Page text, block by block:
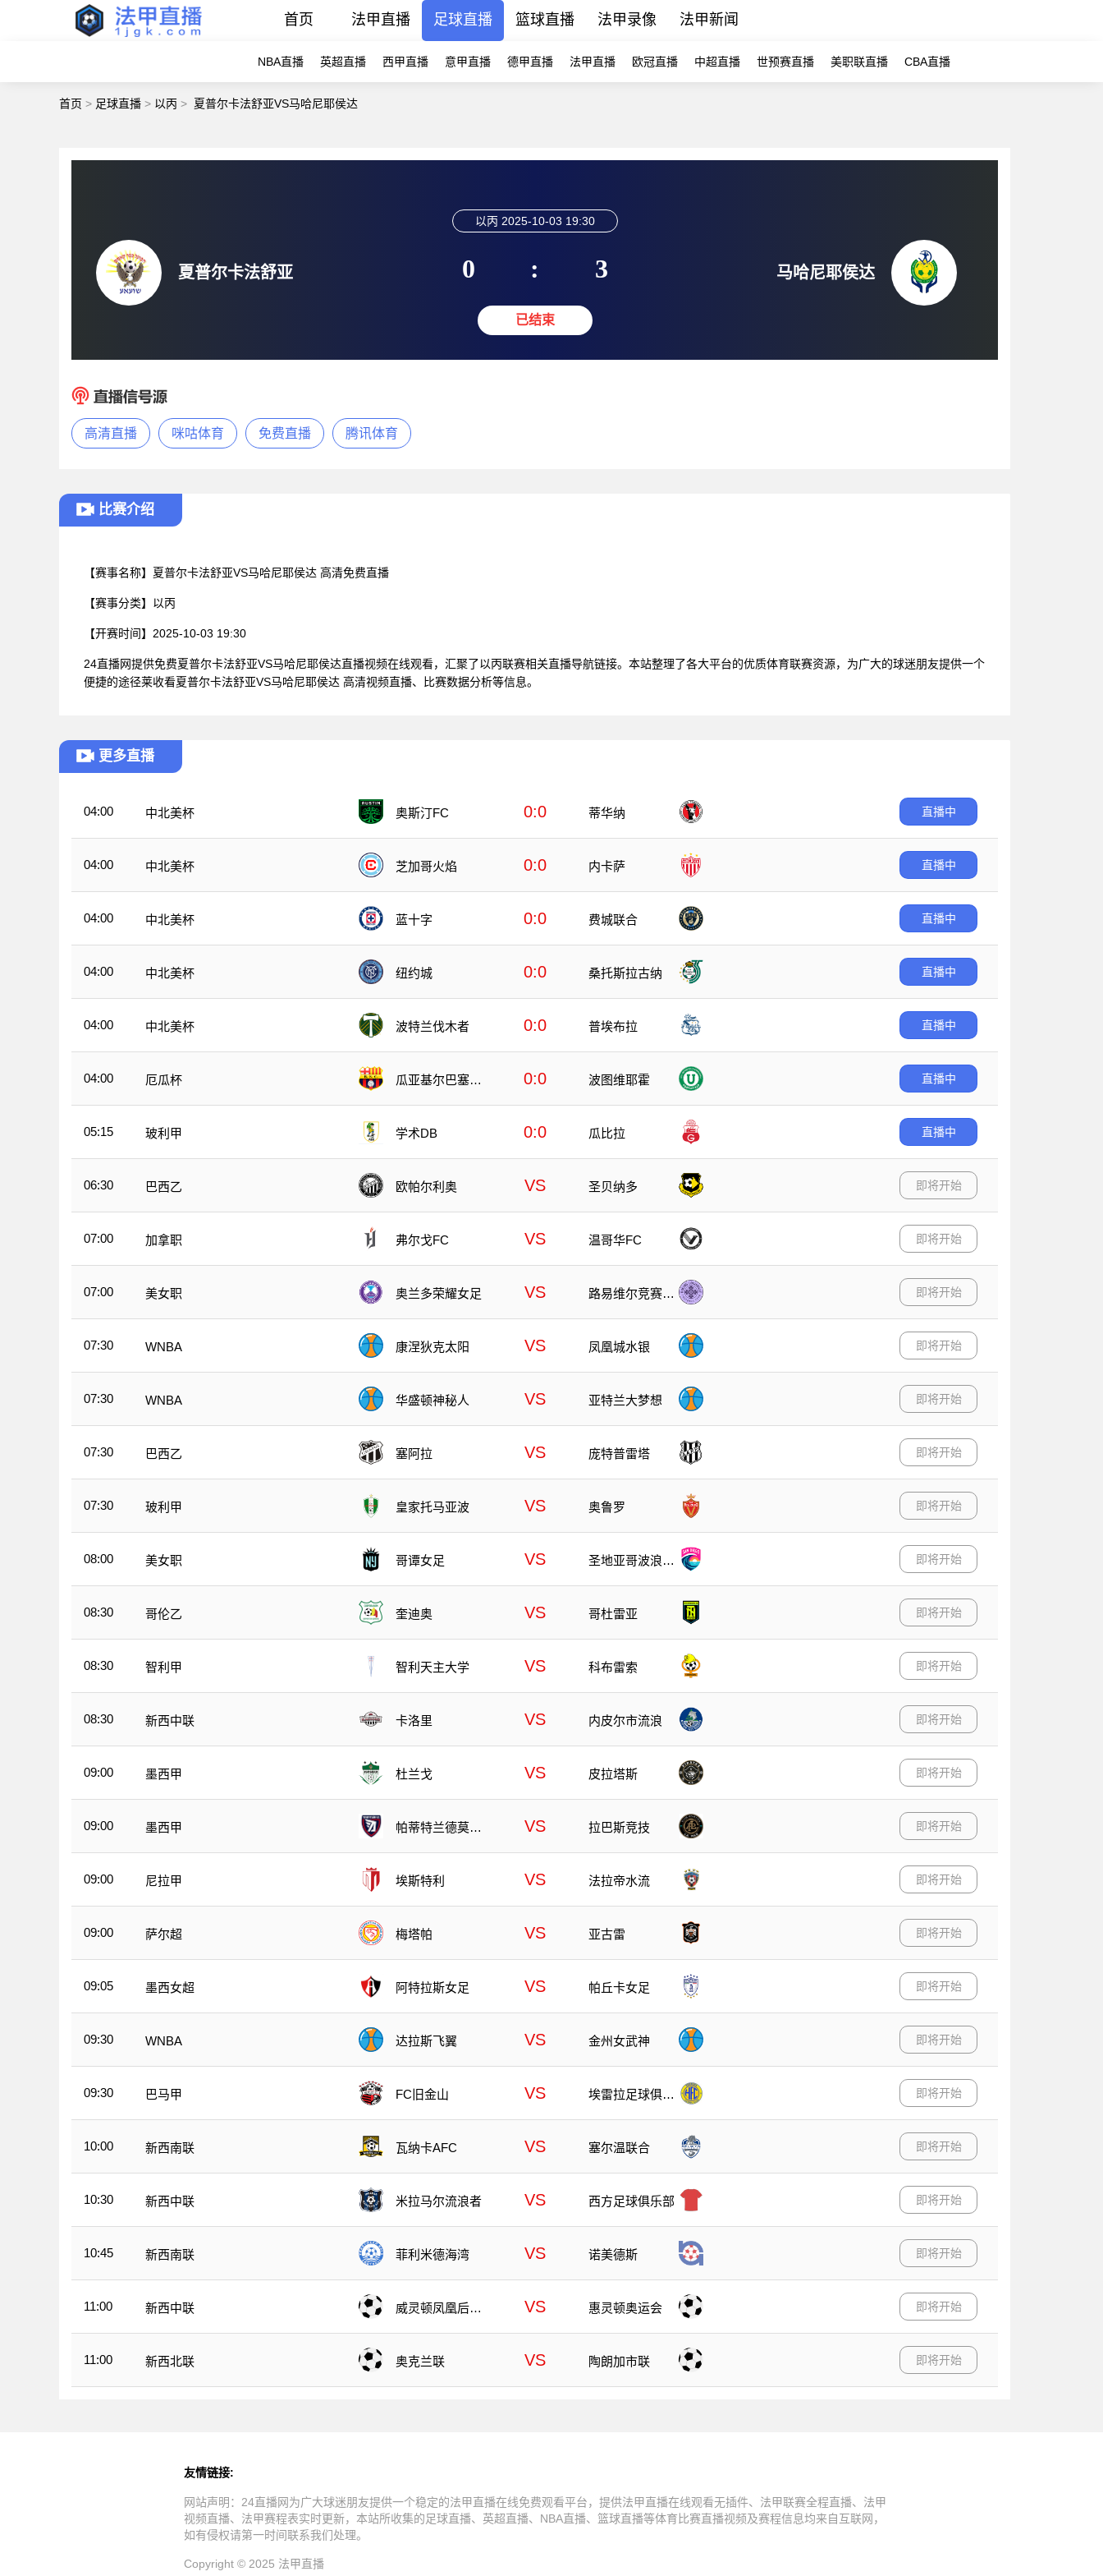
首页 法甲直播 足球直播 篮球直播 法甲录像 法甲新闻
NBA直播 英超直播 西甲直播 意甲直播 德甲直播 法甲直播 欧冠直播 中超直播 世预赛直播 美职联直播 CBA直播
首页 > 足球直播 > 以丙 > 夏普尔卡法舒亚VS马哈尼耶侯达
夏普尔卡法舒亚
以丙 2025-10-03 19:30
0 : 3
已结束
马哈尼耶侯达
高清直播 咪咕体育 免费直播 腾讯体育
比赛介绍
【赛事名称】 夏普尔卡法舒亚VS马哈尼耶侯达 高清免费直播
【赛事分类】 以丙
【开赛时间】 2025-10-03 19:30
24直播网提供免费夏普尔卡法舒亚VS马哈尼耶侯达直播视频在线观看，汇聚了以丙联赛相关直播导航链接。本站整理了各大平台的优质体育联赛资源，为广大的球迷朋友提供一个
便捷的途径莱收看夏普尔卡法舒亚VS马哈尼耶侯达 高清视频直播、比赛数据分析等信息。
更多直播
04:00 中北美杯 奥斯汀FC 0:0 蒂华纳 直播中
04:00 中北美杯 芝加哥火焰 0:0 内卡萨 直播中
04:00 中北美杯 蓝十字 0:0 费城联合 直播中
04:00 中北美杯 纽约城 0:0 桑托斯拉古纳 直播中
04:00 中北美杯 波特兰伐木者 0:0 普埃布拉 直播中
04:00 厄瓜杯
瓜亚基尔巴塞罗
0:0 波图维耶霍 直播中
05:15 玻利甲 学术DB 0:0 瓜比拉 直播中
06:30 巴西乙 欧帕尔利奥 VS 圣贝纳多 即将开始
07:00 加拿职 弗尔戈FC VS 温哥华FC 即将开始
07:00 美女职 奥兰多荣耀女足 VS
路易维尔竞赛女
即将开始
07:30 WNBA 康涅狄克太阳 VS 凤凰城水银 即将开始
07:30 WNBA 华盛顿神秘人 VS 亚特兰大梦想 即将开始
07:30 巴西乙 塞阿拉 VS 庞特普雷塔 即将开始
07:30 玻利甲 皇家托马亚波 VS 奥鲁罗 即将开始
08:00 美女职 哥谭女足 VS
圣地亚哥波浪女
即将开始
08:30 哥伦乙 奎迪奥 VS 哥杜雷亚 即将开始
08:30 智利甲 智利天主大学 VS 科布雷索 即将开始
08:30 新西中联 卡洛里 VS 内皮尔市流浪 即将开始
09:00 墨西甲 杜兰戈 VS 皮拉塔斯 即将开始
09:00 墨西甲
帕蒂特兰德莫雷
VS 拉巴斯竞技 即将开始
09:00 尼拉甲 埃斯特利 VS 法拉帝水流 即将开始
09:00 萨尔超 梅塔帕 VS 亚古雷 即将开始
09:05 墨西女超 阿特拉斯女足 VS 帕丘卡女足 即将开始
09:30 WNBA 达拉斯飞翼 VS 金州女武神 即将开始
09:30 巴马甲 FC旧金山 VS
埃雷拉足球俱乐
即将开始
10:00 新西南联 瓦纳卡AFC VS 塞尔温联合 即将开始
10:30 新西中联 米拉马尔流浪者 VS 西方足球俱乐部 即将开始
10:45 新西南联 菲利米德海湾 VS 诺美德斯 即将开始
11:00 新西中联
威灵顿凤凰后备
VS 惠灵顿奥运会 即将开始
11:00 新西北联 奥克兰联 VS 陶朗加市联 即将开始
友情链接:
网站声明：24直播网为广大球迷朋友提供一个稳定的法甲直播在线免费观看平台，提供法甲直播在线观看无插件、法甲联赛全程直播、法甲
视频直播、法甲赛程表实时更新，本站所收集的足球直播、英超直播、NBA直播、篮球直播等体育比赛直播视频及赛程信息均来自互联网，
如有侵权请第一时间联系我们处理。
Copyright © 2025 法甲直播